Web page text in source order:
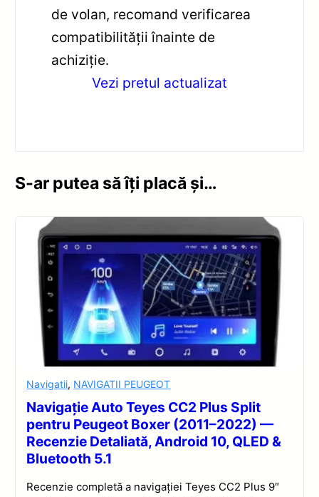
de volan, recomand verificarea
compatibilității înainte de
achiziție.
Vezi pretul actualizat
S-ar putea să îți placă și…
Navigatii, NAVIGATII PEUGEOT
Navigație Auto Teyes CC2 Plus Split
pentru Peugeot Boxer (2011–2022) —
Recenzie Detaliată, Android 10, QLED &
Bluetooth 5.1
Recenzie completă a navigației Teyes CC2 Plus 9″